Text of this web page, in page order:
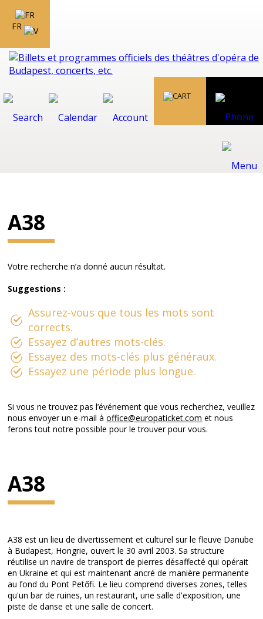
FR
A38
Votre recherche n’a donné aucun résultat.
Suggestions :
Assurez-vous que tous les mots sont
corrects.
Essayez d’autres mots-clés.
Essayez des mots-clés plus généraux.
Essayez une période plus longue.
Si vous ne trouvez pas l’événement que vous recherchez, veuillez
nous envoyer un e-mail àoffice@europaticket.com et nous
ferons tout notre possible pour le trouver pour vous.
A38
A38 est un lieu de divertissement et culturel sur le fleuve Danube
à Budapest, Hongrie, ouvert le 30 avril 2003. Sa structure
réutilise un navire de transport de pierres désaffecté qui opérait
en Ukraine et qui est maintenant ancré de manière permanente
au fond du Pont Petőfi. Le lieu comprend diverses zones, telles
qu'un bar de ruines, un restaurant, une salle d'exposition, une
piste de danse et une salle de concert.